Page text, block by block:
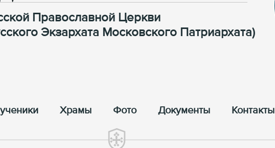
Православной Церкви
Экзархата Московского Патриархата)
Храмы Фото Документы Контакты